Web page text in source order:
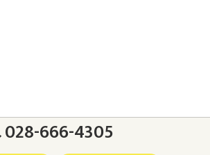
028-666-4305